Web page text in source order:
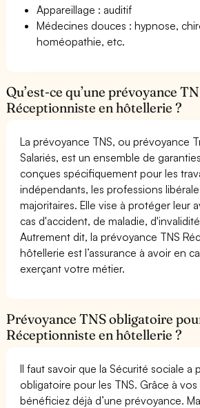
Appareillage : auditif
Médecines douces : hypnose,
homéopathie, etc.
Qu’est-ce qu’une prévoyance
Réceptionniste en hôtellerie ?
La prévoyance TNS, ou prévoyance
Salariés, est un ensemble de
conçues spécifiquement pour les
indépendants, les professions
majoritaires. Elle vise à protéger leur
cas d'accident, de maladie,
Autrement dit, la prévoyance TNS
hôtellerie est l’assurance à avoir en
exerçant votre métier.
Prévoyance TNS obligatoire
Réceptionniste en hôtellerie ?
Il faut savoir que la Sécurité sociale a
obligatoire pour les TNS. Grâce à
bénéficiez déjà d’une prévoyance.